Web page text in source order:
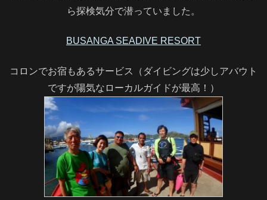
ら探検気分で潜っていました。
BUSANGA SEADIVE RESORT
コロンでお宿もあるサービス（ダイビングは少しアバウト
ですが陽気なローカルガイドが最高！）